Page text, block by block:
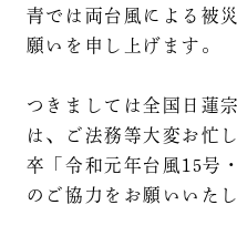
青では両台風による被
願いを申し上げます。
つきましては全国日蓮
は、ご法務等大変お忙
卒「令和元年台風15号
のご協力をお願いいた